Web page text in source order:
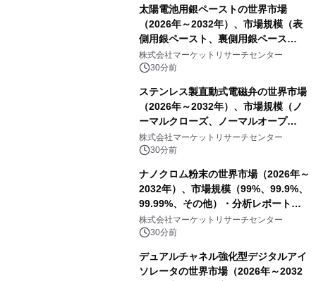
太陽電池用銀ペーストの世界市場
（2026年～2032年）、市場規模（表
側用銀ペースト、裏側用銀ペース
ト）・分析レポートを発表
株式会社マーケットリサーチセンター
30分前
ステンレス製直動式電磁弁の世界市場
（2026年～2032年）、市場規模（ノ
ーマルクローズ、ノーマルオープ
ン）・分析レポートを発表
株式会社マーケットリサーチセンター
30分前
ナノクロム粉末の世界市場（2026年～
2032年）、市場規模（99%、99.9%、
99.99%、その他）・分析レポートを
発表
株式会社マーケットリサーチセンター
30分前
デュアルチャネル強化型デジタルアイ
ソレータの世界市場（2026年～2032